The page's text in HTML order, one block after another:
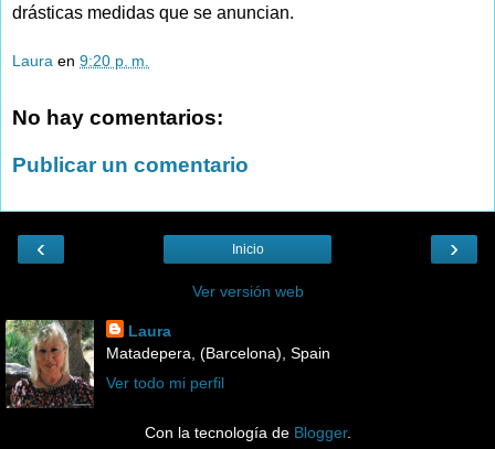
drásticas medidas que se anuncian.
Laura en 9:20 p. m.
No hay comentarios:
Publicar un comentario
‹ ›
Inicio
Ver versión web
Laura
Matadepera, (Barcelona), Spain
Ver todo mi perfil
Con la tecnología de Blogger.